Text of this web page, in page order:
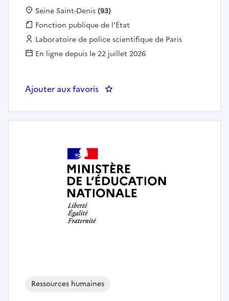
Localisation :
Seine Saint-Denis(93)
Fonction publique :
Fonction publique de l'État
Employeur :
Laboratoire de police scientifique de Paris
En ligne depuis le 22 juillet 2026
Ajouter aux favoris : LPS Paris – DARI – Section
Ressources humaines